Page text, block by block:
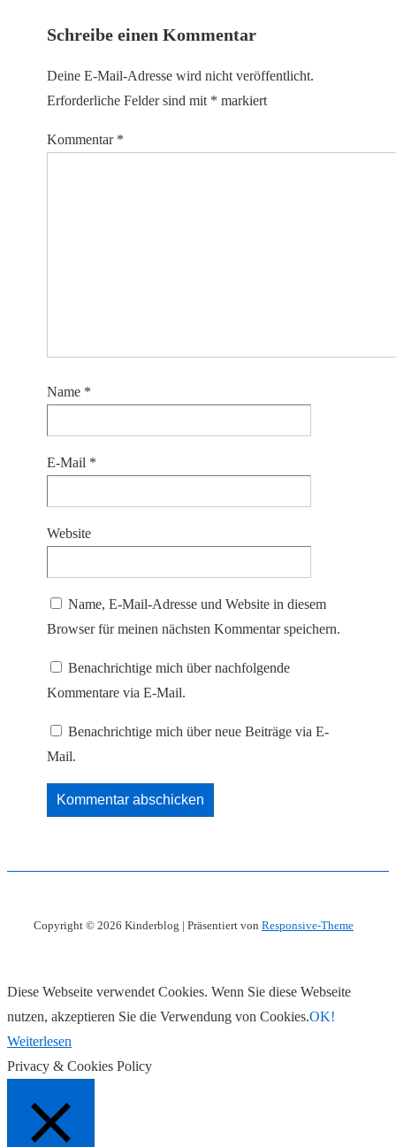
Schreibe einen Kommentar
Deine E-Mail-Adresse wird nicht veröffentlicht.
Erforderliche Felder sind mit * markiert
Kommentar *
Name *
E-Mail *
Website
Name, E-Mail-Adresse und Website in diesem
Browser für meinen nächsten Kommentar speichern.
Benachrichtige mich über nachfolgende
Kommentare via E-Mail.
Benachrichtige mich über neue Beiträge via E-
Mail.
Copyright © 2026 Kinderblog | Präsentiert von Responsive-Theme
Diese Webseite verwendet Cookies. Wenn Sie diese Webseite
nutzen, akzeptieren Sie die Verwendung von Cookies.OK!
Weiterlesen
Privacy & Cookies Policy